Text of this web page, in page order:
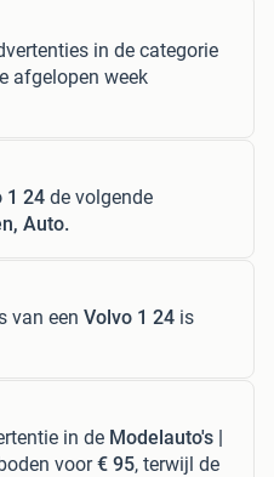
in de categorie
afgelopen week
1 24 de volgende
Auto.
van een Volvo 1 24 is
in de Modelauto's |
voor€ 95, terwijl de